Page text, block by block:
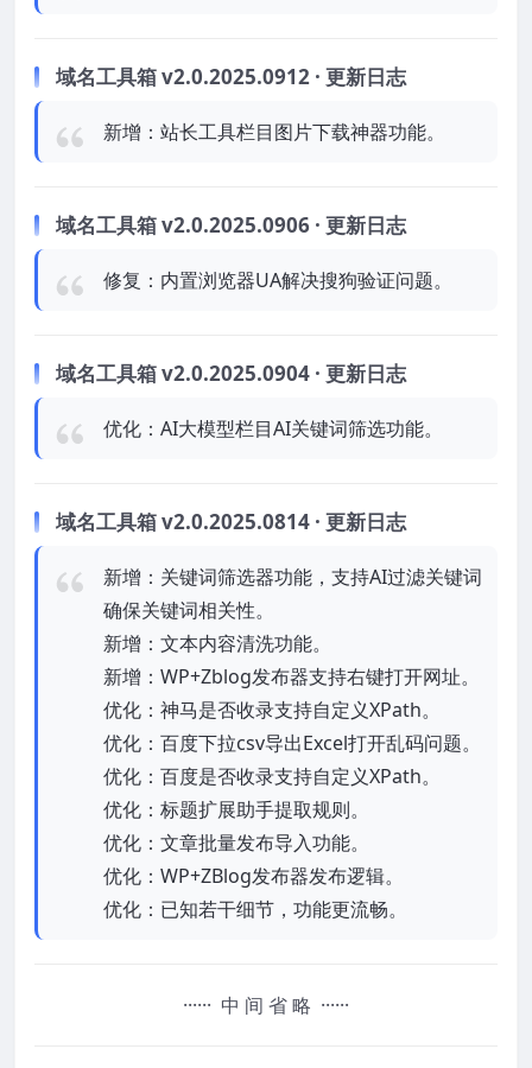
域名工具箱 v2.0.2025.0912 · 更新日志
新增：站长工具栏目图片下载神器功能。
域名工具箱 v2.0.2025.0906 · 更新日志
修复：内置浏览器UA解决搜狗验证问题。
域名工具箱 v2.0.2025.0904 · 更新日志
优化：AI大模型栏目AI关键词筛选功能。
域名工具箱 v2.0.2025.0814 · 更新日志
新增：关键词筛选器功能，支持AI过滤关键词
确保关键词相关性。
新增：文本内容清洗功能。
新增：WP+Zblog发布器支持右键打开网址。
优化：神马是否收录支持自定义XPath。
优化：百度下拉csv导出Excel打开乱码问题。
优化：百度是否收录支持自定义XPath。
优化：标题扩展助手提取规则。
优化：文章批量发布导入功能。
优化：WP+ZBlog发布器发布逻辑。
优化：已知若干细节，功能更流畅。
······ 中 间 省 略 ······